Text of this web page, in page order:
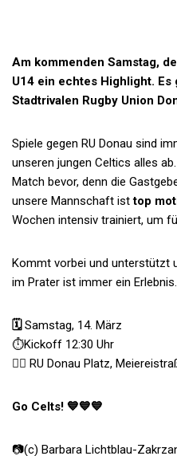
Am kommenden Samstag,
U14 ein echtes Highlight. Es
Stadtrivalen Rugby Union
Spiele gegen RU Donau sind
unseren jungen Celtics alles
Match bevor, denn die
unsere Mannschaft isttop
Wochen intensiv trainiert, um
Kommt vorbei und unterstützt
im Prater ist immer ein Erlebnis.
🗓️ Samstag, 14. März
⏱️Kickoff 12:30 Uhr
👉🏼 RU Donau Platz,
Go Celts! 💙💙💙
📷(c) Barbara Lichtblau-